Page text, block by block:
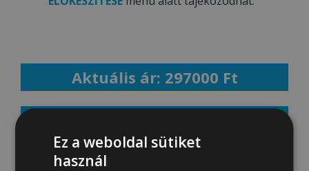
Aktuális ár: 297000 Ft
Ez a weboldal sütiket
használ